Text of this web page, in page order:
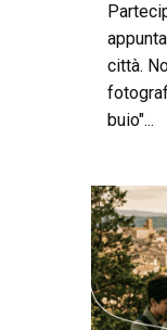
città.
buio"...